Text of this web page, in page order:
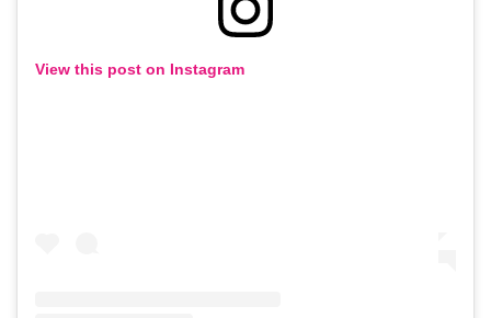
View this post on Instagram